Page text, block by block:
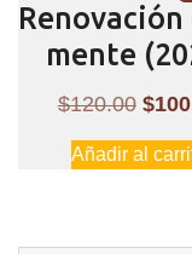
Renovación
mente
$120.00 El
$
Añadir al